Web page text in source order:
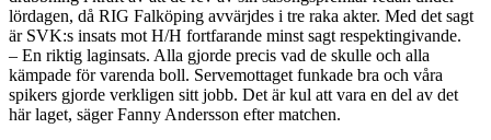
lördagen, då RIG Falköping avvärjdes i tre raka akter. Med det sagt
är SVK:s insats mot H/H fortfarande minst sagt respektingivande.
– En riktig laginsats. Alla gjorde precis vad de skulle och alla
kämpade för varenda boll. Servemottaget funkade bra och våra
spikers gjorde verkligen sitt jobb. Det är kul att vara en del av det
här laget, säger Fanny Andersson efter matchen.